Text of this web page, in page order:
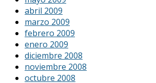
abril 2009
marzo 2009
febrero 2009
enero 2009
diciembre 2008
noviembre 2008
octubre 2008